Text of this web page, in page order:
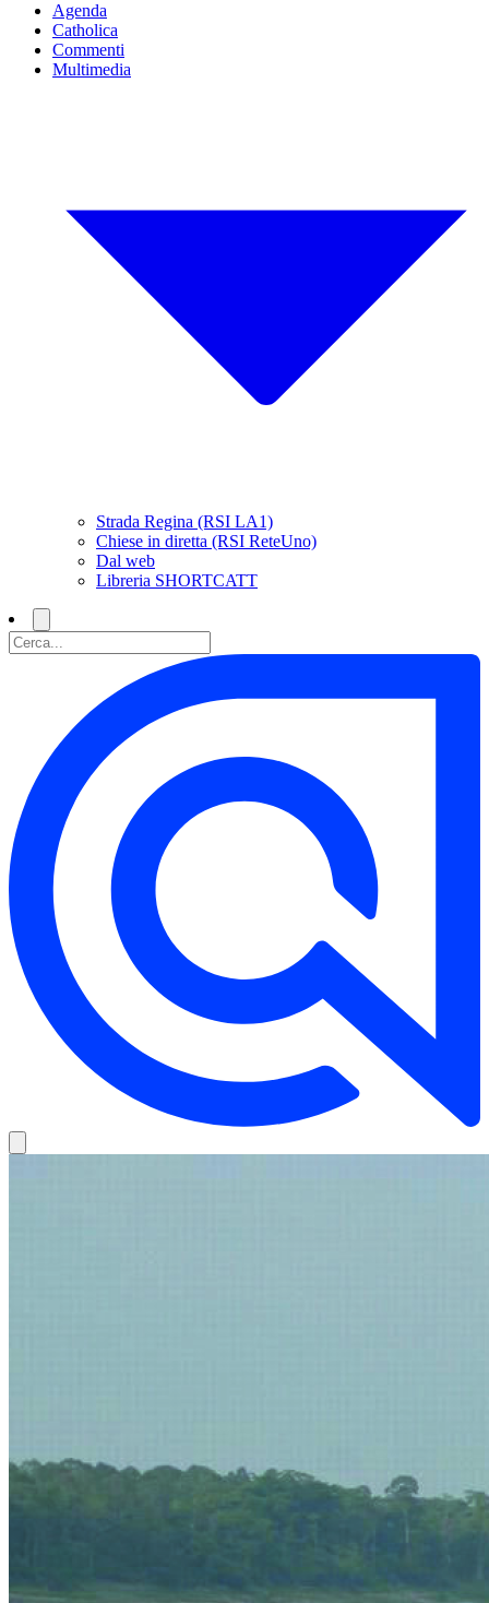
Agenda
Catholica
Commenti
Multimedia
Strada Regina (RSI LA1)
Chiese in diretta (RSI ReteUno)
Dal web
Libreria SHORTCATT